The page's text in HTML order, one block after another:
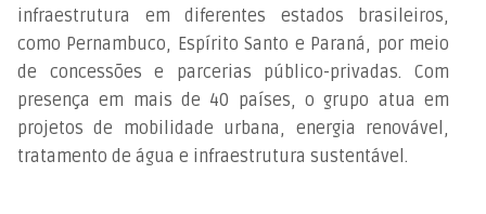
infraestrutura em diferentes estados brasileiros,
como Pernambuco, Espírito Santo e Paraná, por meio
de concessões e parcerias público-privadas. Com
presença em mais de 40 países, o grupo atua em
projetos de mobilidade urbana, energia renovável,
tratamento de água e infraestrutura sustentável.